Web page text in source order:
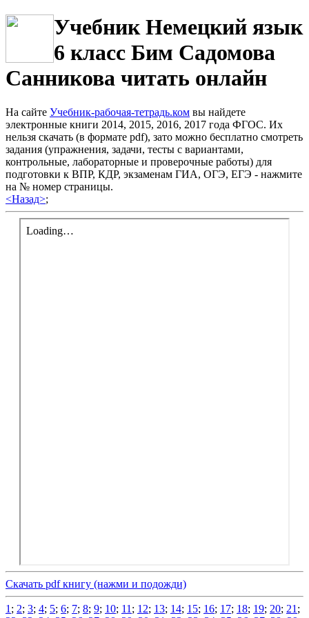
Учебник Немецкий язык
6 класс Бим Садомова
Санникова читать онлайн
На сайте Учебник-рабочая-тетрадь.ком вы найдете
электронные книги 2014, 2015, 2016, 2017 года ФГОС. Их
нельзя скачать (в формате pdf), зато можно бесплатно смотреть
задания (упражнения, задачи, тесты с вариантами,
контрольные, лабораторные и проверочные работы) для
подготовки к ВПР, КДР, экзаменам ГИА, ОГЭ, ЕГЭ - нажмите
на № номер страницы.
<Назад>;
Скачать pdf книгу (нажми и подожди)
1 ; 2; 3; 4; 5; 6; 7; 8; 9; 10; 11 ; 12; 13; 14; 15; 16; 17; 18; 19; 20; 21 ;